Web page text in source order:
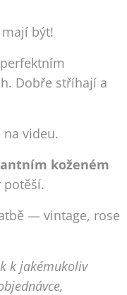
být! ✂️
Dobře stříhají a
videu.
koženém
— vintage, rose
k jakémukoliv